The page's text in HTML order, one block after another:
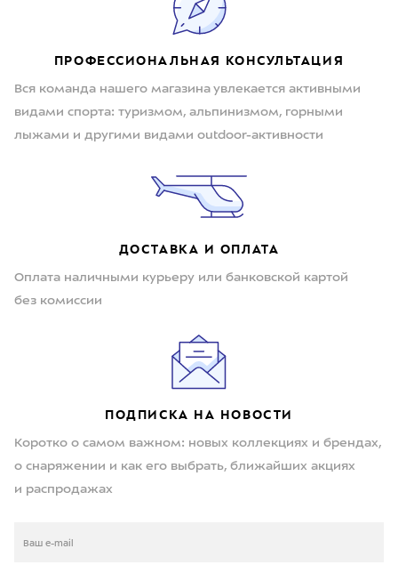
ПРОФЕССИОНАЛЬНАЯ КОНСУЛЬТАЦИЯ
Вся команда нашего магазина увлекается активными
видами спорта: туризмом, альпинизмом, горными
лыжами и другими видами outdoor-активности
ДОСТАВКА И ОПЛАТА
Оплата наличными курьеру или банковской картой
без комиссии
ПОДПИСКА НА НОВОСТИ
Коротко о самом важном: новых коллекциях и брендах,
о снаряжении и как его выбрать, ближайших акциях
и распродажах